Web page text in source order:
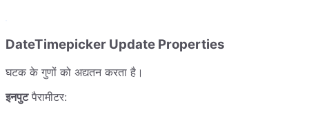
DateTimepicker Update Properties
घटक के गुणों को अद्यतन करता है।
इनपुटपैरामीटर: